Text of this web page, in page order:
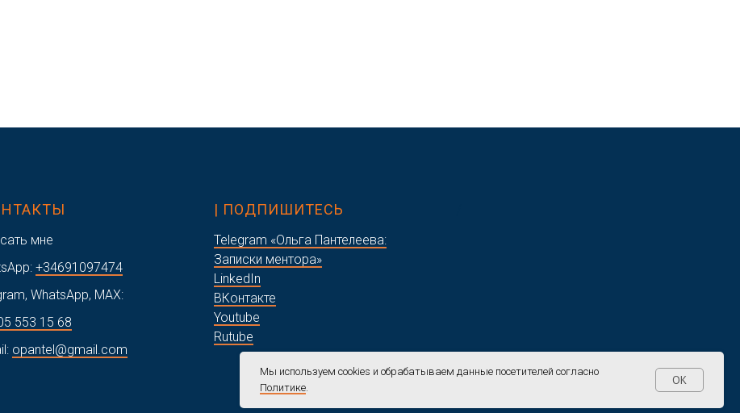
мне
+34691097474
WhatsApp, MAX:
553 15 68
opantel@gmail.com
| ПОДПИШИТЕСЬ
Telegram «Ольга Пантелеева:
Записки ментора»
LinkedIn
ВКонтакте
Youtube
Rutube
Мы используем cookies и обрабатываем данные посетителей согласно
Политике.
OK